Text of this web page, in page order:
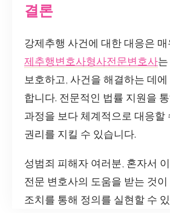
결론
강제추행 사건에 대한 대응은
제추행변호사형사전문변호사
보호하고, 사건을 해결하는 데
합니다. 전문적인 법률 지원을
과정을 보다 체계적으로 대응할
권리를 지킬 수 있습니다.
성범죄 피해자 여러분, 혼자서
전문 변호사의 도움을 받는 것
조치를 통해 정의를 실현할 수